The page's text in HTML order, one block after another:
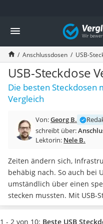
Die beliebtesten Vergleiche
Baumarkt
Tresor feuerfest
Makita-Akku-Rasenmäher
Kappsäge
Smartes Türschloss
Akku-Rasentrimmer
Feuchtigkeitsmessgerät
Split-Klimaanlage 2
Pelletofen
Bohrmaschine
Fliesenschneider
Hochdruckreiniger
Doppelschleifer
Überwachungskamera
Benzinrasenmäher mit
Akku-Laubsauger
Vergleich
Anschlussdosen USB-
USB-Steckdose
Die besten Steckdosen
Vergleich
Von:Georg B.
schreibt über:
Lektorin: Nele B.
Zeiten ändern sich,
behäbig nach. So auch bei
umständlich über einen
stecken mussten. Mit USB-
störenden Zwischenschritt
die Steckdose aufladen!
1 - 2 von 10: Beste USB